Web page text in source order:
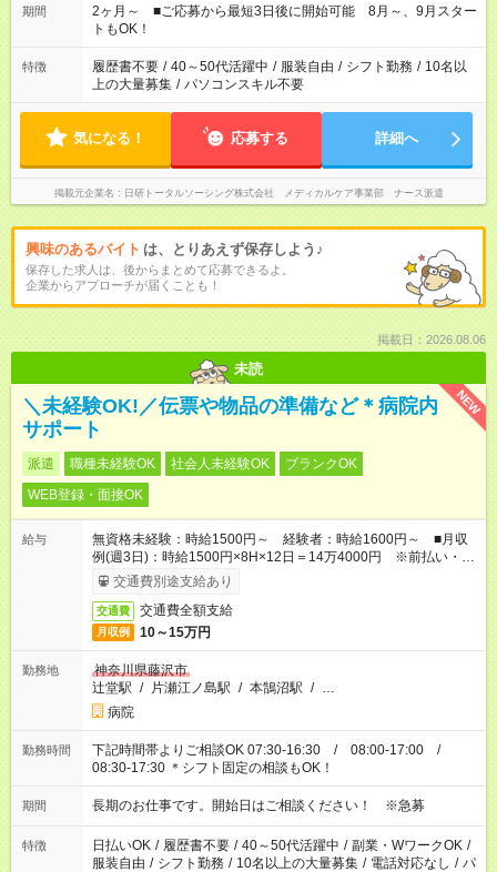
など、あなたのご希望に沿ったお仕事をご紹介します！ ※Wワ
ーク希望の方へ 今ご覧のお仕事で希望する勤務時間と、もう1つ
のお仕事の勤務時間。 合計で週40時間を超える場合は応募でき
ません
期間
2ヶ月～ ■ご応募から最短3日後に開始可能 8月～、9月スター
トもOK！
特徴 履歴書不要 / 40～50代活躍中 / 服装自由 / シフト勤務 / 10名以
上の大量募集 / パソコンスキル不要
気になる！ 応募する 詳細へ
掲載元企業名 日研トータルソーシング株式会社 メディカルケア事業部 ナース派遣
興味のあるバイト は、とりあえず保存しよう♪
保存した求人は、後からまとめて応募できるよ。
企業からアプローチが届くことも！
掲載日：2026.08.06
未読
NEW
＼未経験OK!／伝票や物品の準備など＊病院内
サポート
派遣 職種未経験OK 社会人未経験OK
ブランクOK
WEB登録・面接OK
給与
無資格未経験：時給1500円～ 経験者：時給1600円～ ■月収
例(週3日)：時給1500円×8H×12日＝14万4000円 ※前払い・日
払い・週払いOK
交通費別途支給あり
交通費 交通費全額支給
月収例 10～15万円
勤務地
神奈川県藤沢市
辻堂駅 / 片瀬江ノ島駅 / 本鵠沼駅 / …
病院
勤務時間
下記時間帯よりご相談OK 07:30-16:30 / 08:00-17:00 /
08:30-17:30 ＊シフト固定の相談もOK！
期間 長期のお仕事です。開始日はご相談ください！ ※急募
特徴 日払いOK / 履歴書不要 / 40～50代活躍中 / 副業・WワークOK /
服装自由 / シフト勤務 / 10名以上の大量募集 / 電話対応なし / パ